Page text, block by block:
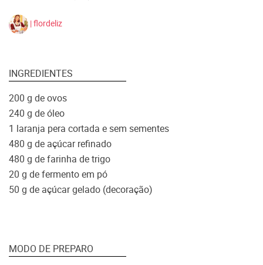
| flordeliz
INGREDIENTES
200 g de ovos
240 g de óleo
1 laranja pera cortada e sem sementes
480 g de açúcar refinado
480 g de farinha de trigo
20 g de fermento em pó
50 g de açúcar gelado (decoração)
MODO DE PREPARO